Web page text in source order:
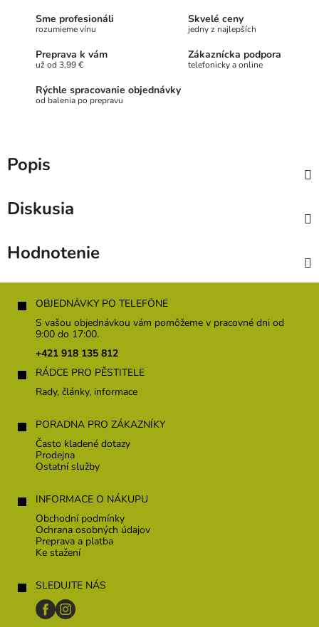
Sme profesionáli
rozumieme vínu
Skvelé ceny
jedny z najlepších
Preprava k vám
už od 3,99 €
Zákaznícka podpora
telefonicky a online
Rýchle spracovanie objednávky
od balenia po prepravu
Popis
Diskusia
Hodnotenie
Z
OBJEDNÁVKY PO TELEFÓNE
S vašou objednávkou vám pomôžeme v pracovné dni od
9:00 do 17:00.
+421 918 135 812
RÁDCE PRO PĚSTITELE
Rady, články, informace
PORADNA PRO ZÁKAZNÍKY
Často kladené dotazy
Prodejna
Ostatní služby
INFORMACE O NÁKUPU
Obchodní podmínky
Ochrana osobných údajov
Preprava a platba
Ke stažení
SLEDUJTE NÁS